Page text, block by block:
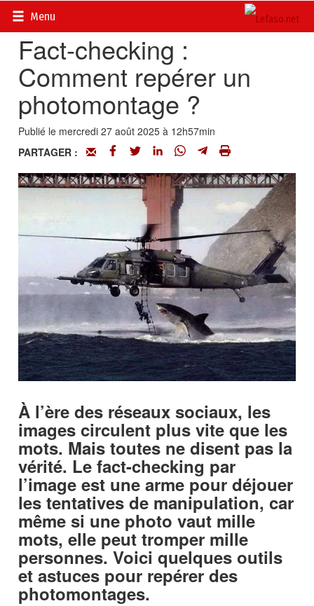
Menu
Accueil>
Fact-checking :
Comment repérer un
photomontage ?
Publié le mercredi 27 août 2025 à 12h57min
PARTAGER :
À l’ère des réseaux sociaux, les
images circulent plus vite que les
mots. Mais toutes ne disent pas la
vérité. Le fact-checking par
l’image est une arme pour déjouer
les tentatives de manipulation, car
même si une photo vaut mille
mots, elle peut tromper mille
personnes. Voici quelques outils
et astuces pour repérer des
photomontages.